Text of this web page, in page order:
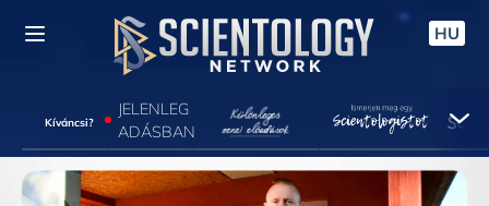
HU
Kíváncsi?
JELENLEG
ADÁSBAN